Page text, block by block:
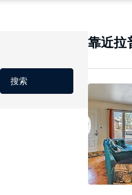
搜索
靠近拉